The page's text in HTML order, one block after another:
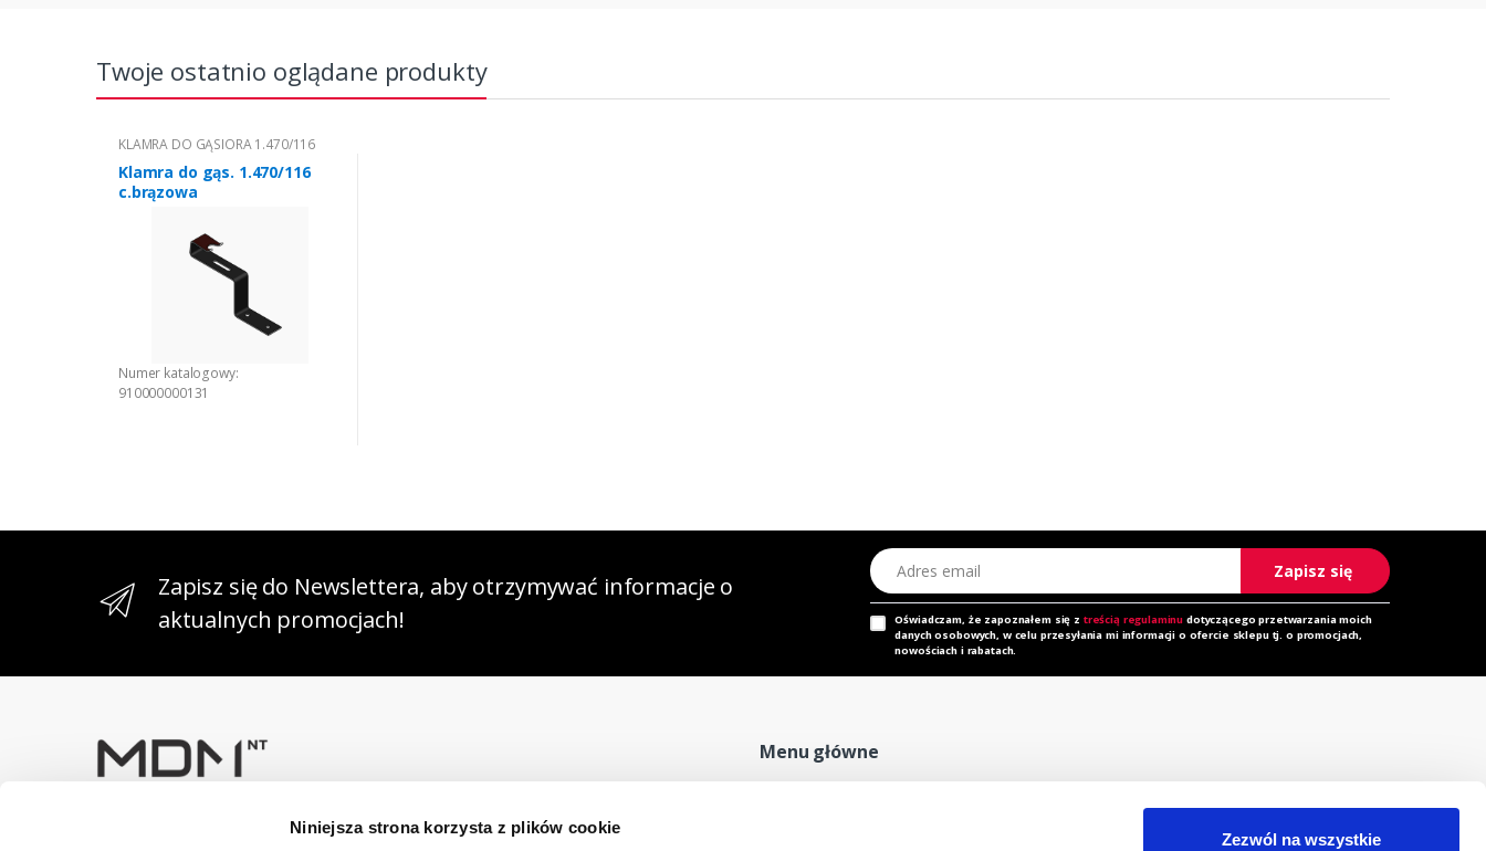
Niniejsza strona korzysta z plików cookie
Zezwól na wszystkie
Twoje ostatnio oglądane produkty
KLAMRA DO GĄSIORA 1.470/116
Klamra do gąs. 1.470/116
c.brązowa
Numer katalogowy:
910000000131
Zapisz się do Newslettera, aby otrzymywać informacje o
aktualnych promocjach!
Adres email
Zapisz się
Oświadczam, że zapoznałem się z treścią regulaminu dotyczącego przetwarzania moich
danych osobowych, w celu przesyłania mi informacji o ofercie sklepu tj. o promocjach,
nowościach i rabatach.
Masz pytania? Skontaktuj się z
Nasz adres e-mail
Menu główne
Do pobrania